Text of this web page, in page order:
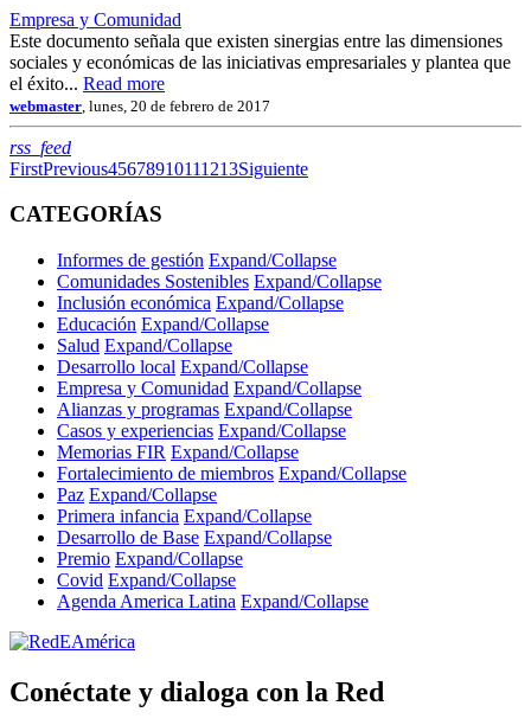
Empresa y Comunidad
Este documento señala que existen sinergias entre las dimensiones
sociales y económicas de las iniciativas empresariales y plantea que
el éxito... Read more
webmaster , lunes, 20 de febrero de 2017
rss_feedRSS
FirstPrevious45678910111213Siguiente
CATEGORÍAS
Informes de gestión Expand/Collapse
Comunidades Sostenibles Expand/Collapse
Inclusión económica Expand/Collapse
Educación Expand/Collapse
Salud Expand/Collapse
Desarrollo local Expand/Collapse
Empresa y Comunidad Expand/Collapse
Alianzas y programas Expand/Collapse
Casos y experiencias Expand/Collapse
Memorias FIR Expand/Collapse
Fortalecimiento de miembros Expand/Collapse
Paz Expand/Collapse
Primera infancia Expand/Collapse
Desarrollo de Base Expand/Collapse
Premio Expand/Collapse
Covid Expand/Collapse
Agenda America Latina Expand/Collapse
Conéctate y dialoga con la Red